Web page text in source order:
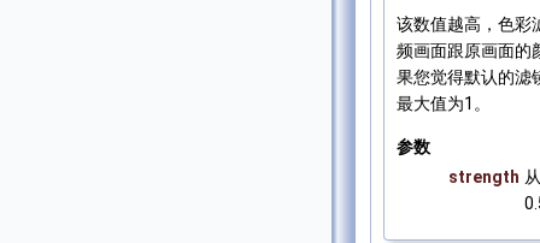
该数值越高，色彩
频画面跟原画面的
果您觉得默认的滤
最大值为1。
参数
strength